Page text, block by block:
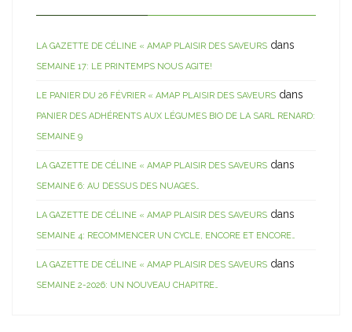
LA GAZETTE DE CÉLINE « AMAP PLAISIR DES SAVEURS dans
SEMAINE 17: LE PRINTEMPS NOUS AGITE!
LE PANIER DU 26 FÉVRIER « AMAP PLAISIR DES SAVEURS dans
PANIER DES ADHÉRENTS AUX LÉGUMES BIO DE LA SARL RENARD:
SEMAINE 9
LA GAZETTE DE CÉLINE « AMAP PLAISIR DES SAVEURS dans
SEMAINE 6: AU DESSUS DES NUAGES…
LA GAZETTE DE CÉLINE « AMAP PLAISIR DES SAVEURS dans
SEMAINE 4: RECOMMENCER UN CYCLE, ENCORE ET ENCORE…
LA GAZETTE DE CÉLINE « AMAP PLAISIR DES SAVEURS dans
SEMAINE 2-2026: UN NOUVEAU CHAPITRE…